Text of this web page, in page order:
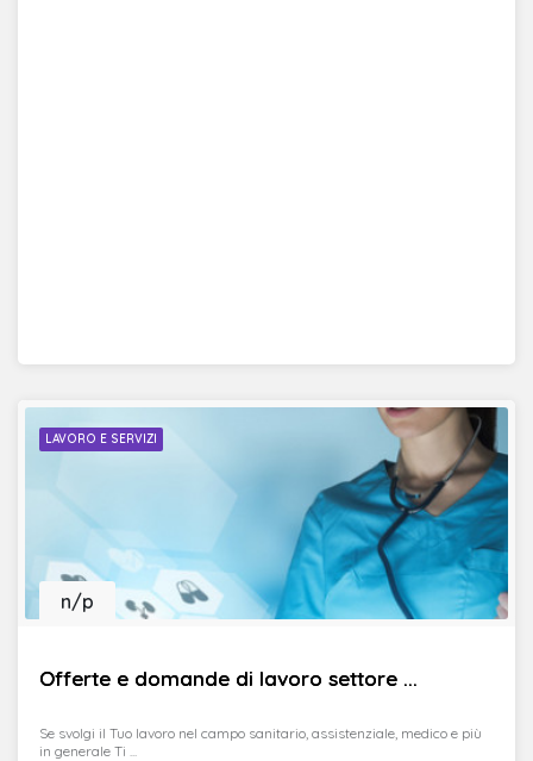
LAVORO E SERVIZI
Offerte e domande di lavoro settore ...
n/p
Se svolgi il Tuo lavoro nel campo sanitario, assistenziale, medico e più
in generale Ti ...